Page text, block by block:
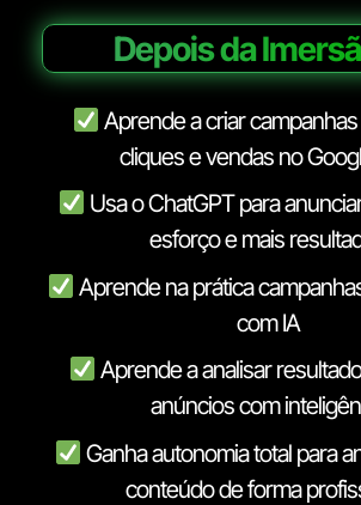
Depois da
Aprende a criar
cliques e vendas no
Usa o ChatGPT para
esforço e mais
Aprende na prática
com IA
Aprende a analisar
anúncios com
Ganha autonomia total para
conteúdo de forma